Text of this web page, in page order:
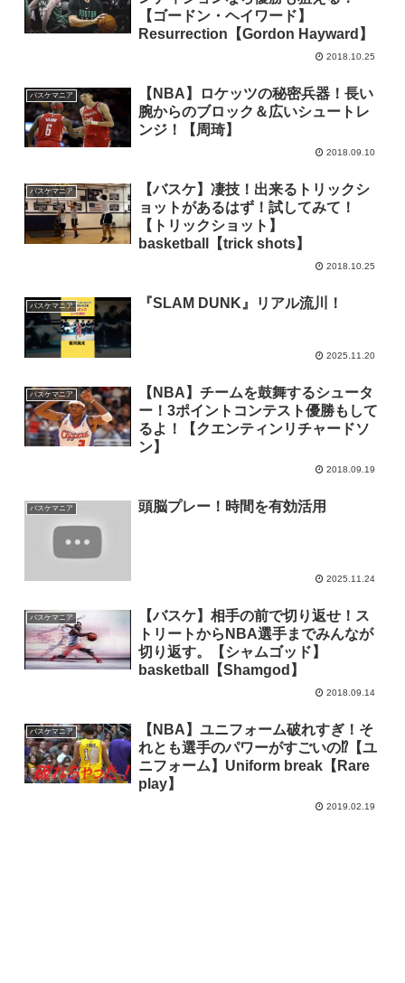
【ゴードン・ヘイワード】
Resurrection【Gordon Hayward】
2018.10.25
バスケマニア
【NBA】ロケッツの秘密兵器！長い
腕からのブロック＆広いシュートレ
ンジ！【周琦】
2018.09.10
バスケマニア
【バスケ】凄技！出来るトリックシ
ョットがあるはず！試してみて！
【トリックショット】
basketball【trick shots】
2018.10.25
バスケマニア 『SLAM DUNK』リアル流川！
2025.11.20
バスケマニア
【NBA】チームを鼓舞するシュータ
ー！3ポイントコンテスト優勝もして
るよ！【クエンティンリチャードソ
ン】
2018.09.19
バスケマニア 頭脳プレー！時間を有効活用
2025.11.24
バスケマニア
【バスケ】相手の前で切り返せ！ス
トリートからNBA選手までみんなが
切り返す。【シャムゴッド】
basketball【Shamgod】
2018.09.14
バスケマニア
【NBA】ユニフォーム破れすぎ！そ
れとも選手のパワーがすごいの⁉【ユ
ニフォーム】Uniform break【Rare
play】
2019.02.19